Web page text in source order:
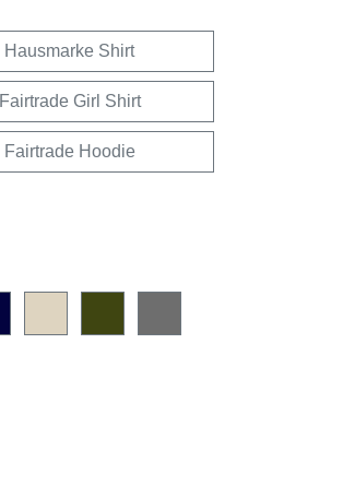
Hausmarke Shirt
Fairtrade Girl Shirt
Fairtrade Hoodie